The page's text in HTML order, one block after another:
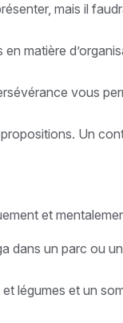
mais il
matière
vous
Un
et
dans un parc ou
légumes et un